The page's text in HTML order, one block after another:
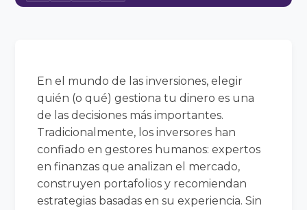
En el mundo de las inversiones, elegir
quién (o qué) gestiona tu dinero es una
de las decisiones más importantes.
Tradicionalmente, los inversores han
confiado en gestores humanos: expertos
en finanzas que analizan el mercado,
construyen portafolios y recomiendan
estrategias basadas en su experiencia. Sin